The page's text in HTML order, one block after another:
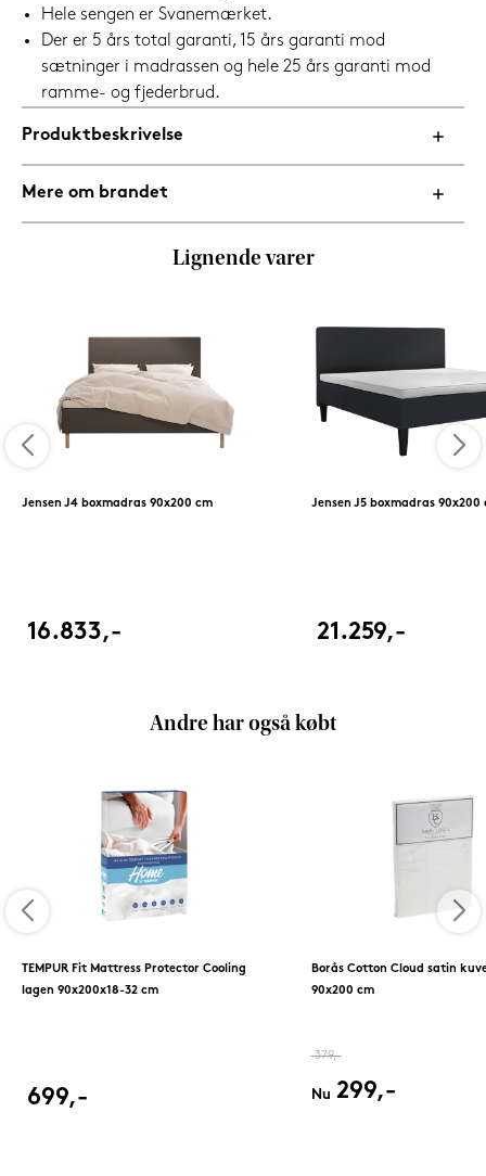
Hele sengen er Svanemærket.
Der er 5 års total garanti, 15 års garanti mod
sætninger i madrassen og hele 25 års garanti mod
ramme- og fjederbrud.
Produktbeskrivelse
Mere om brandet
Lignende varer
Jensen J4 boxmadras 90x200 cm
16.833,-
Jensen J5 boxmadras 90x200
21.259,-
Andre har også købt
TEMPUR Fit Mattress Protector Cooling
lagen 90x200x18-32 cm
699,-
Borås Cotton Cloud satin
90x200 cm
379,-
Nu 299,-